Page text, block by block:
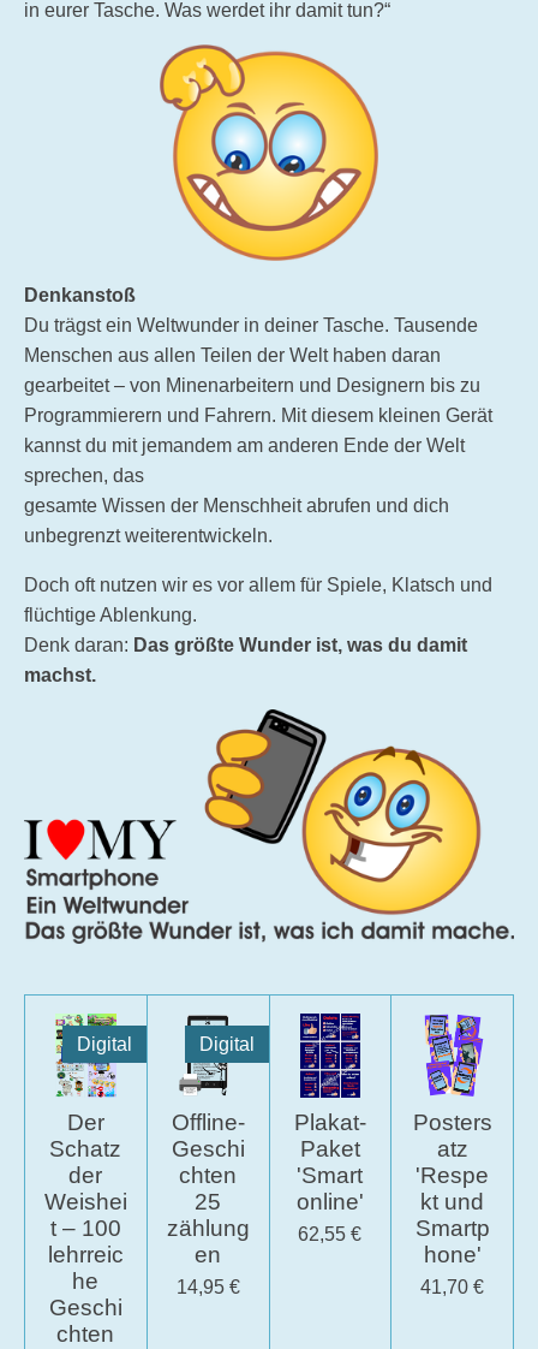
in eurer Tasche. Was werdet ihr damit tun?“
Denkanstoß
Du trägst ein Weltwunder in deiner Tasche. Tausende
Menschen aus allen Teilen der Welt haben daran
gearbeitet – von Minenarbeitern und Designern bis zu
Programmierern und Fahrern. Mit diesem kleinen Gerät
kannst du mit jemandem am anderen Ende der Welt
sprechen, das
gesamte Wissen der Menschheit abrufen und dich
unbegrenzt weiterentwickeln.
Doch oft nutzen wir es vor allem für Spiele, Klatsch und
flüchtige Ablenkung.
Denk daran: Das größte Wunder ist, was du damit
machst.
Digital
Der
Schatz
der
Weishei
t – 100
lehrreic
he
Geschi
chten
Digital
Offline-
Geschi
chten
25
zählung
en
14,95 €
Plakat-
Paket
'Smart
online'
62,55 €
Posters
atz
'Respe
kt und
Smartp
hone'
41,70 €